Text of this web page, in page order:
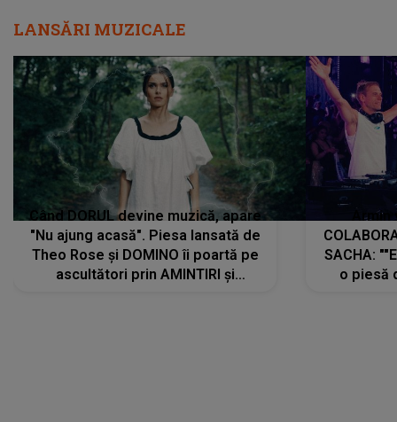
LANSĂRI MUZICALE
Când DORUL devine muzică, apare
"Nu ajung acasă". Piesa lansată de
Theo Rose și DOMINO îi poartă pe
ascultători prin AMINTIRI și
SACHA:
o piesă